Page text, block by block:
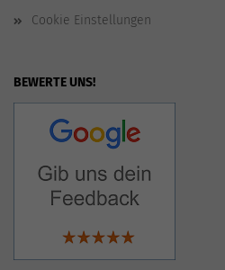
Cookie Einstellungen
BEWERTE UNS!